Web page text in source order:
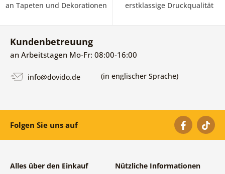
an Tapeten und Dekorationen erstklassige Druckqualität
Kundenbetreuung
an Arbeitstagen Mo-Fr: 08:00-16:00
info@dovido.de (in englischer Sprache)
Folgen Sie uns auf
Alles über den Einkauf Nützliche Informationen